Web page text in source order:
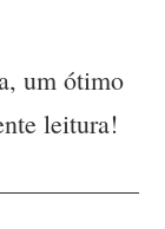
um ótimo
leitura!